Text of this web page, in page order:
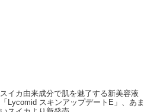
スイカ由来成分で肌を魅了する新美容液
「Lycomid スキンアップデートE」、あま